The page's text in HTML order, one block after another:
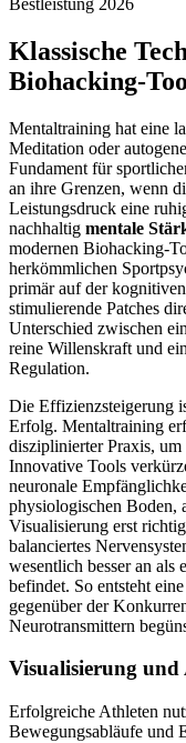
Klassische
Biohacking-
Mentaltraining hat eine
Meditation oder
Fundament für
an ihre Grenzen, wenn
Leistungsdruck eine
nachhaltig mentale
modernen Biohacking-
herkömmlichen
primär auf der
stimulierende Patches
Unterschied zwischen
reine Willenskraft und
Regulation.
Die Effizienzsteigerung
Erfolg. Mentaltraining
disziplinierter Praxis, um
Innovative Tools
neuronale
physiologischen Boden,
Visualisierung erst
balanciertes
wesentlich besser an als
befindet. So entsteht
gegenüber der
Neurotransmittern
Visualisierung und
Erfolgreiche Athleten
Bewegungsabläufe und